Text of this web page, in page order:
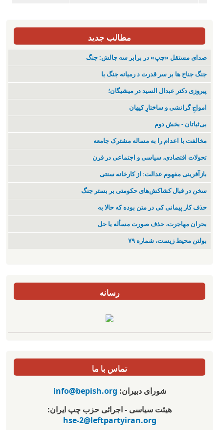
مطالب جدید
صدای مستقل «چپ» در برابر سه چالش: جنگ
جنگ جناح ها بر سر قدرت د رمیانە جنگ با
پیروزی دکتر عبدال السید در میشیگان؛
‌امواجِ گرانشی و ساختارِ کیهان
بی‌ثباتان - بخش دوم
مخالفت با اعدام را به مساله مشترک جامعه
تحولات اقتصادی، سیاسی و اجتماعی در قرن
بازآفرینی مفهوم عدالت: از کارخانه سنتی
سخن در قبال کشاکش‌های حکومتی بر بستر جنگ
حذف کار پیمانی کی در متن بودە کە حالا بە
بحران مهاجرت‌، حذف صورت مسأله یا حل
بولتن محیط زیست، شماره ۷۹
رسانه
تماس با ما
شورای دبیران:info@bepish.org
هیئت سیاسی - اجرائی حزب چپ ایران:
hse-2@leftpartyiran.org